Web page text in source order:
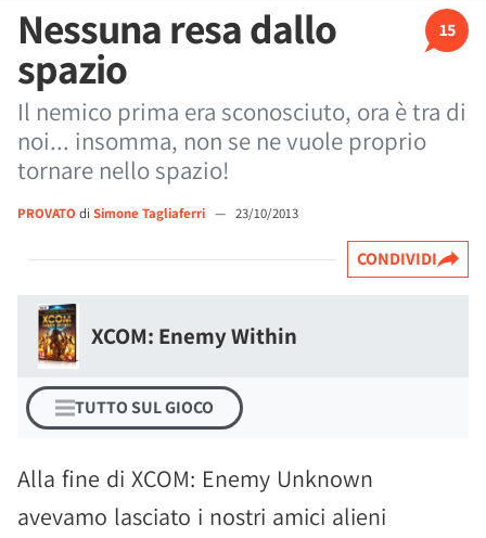
15
Nessuna resa dallo
spazio
Il nemico prima era sconosciuto, ora è tra di
noi... insomma, non se ne vuole proprio
tornare nello spazio!
PROVATO di Simone Tagliaferri — 23/10/2013
CONDIVIDI
XCOM: Enemy Within
TUTTO SUL GIOCO
Alla fine di XCOM: Enemy Unknown
avevamo lasciato i nostri amici alieni